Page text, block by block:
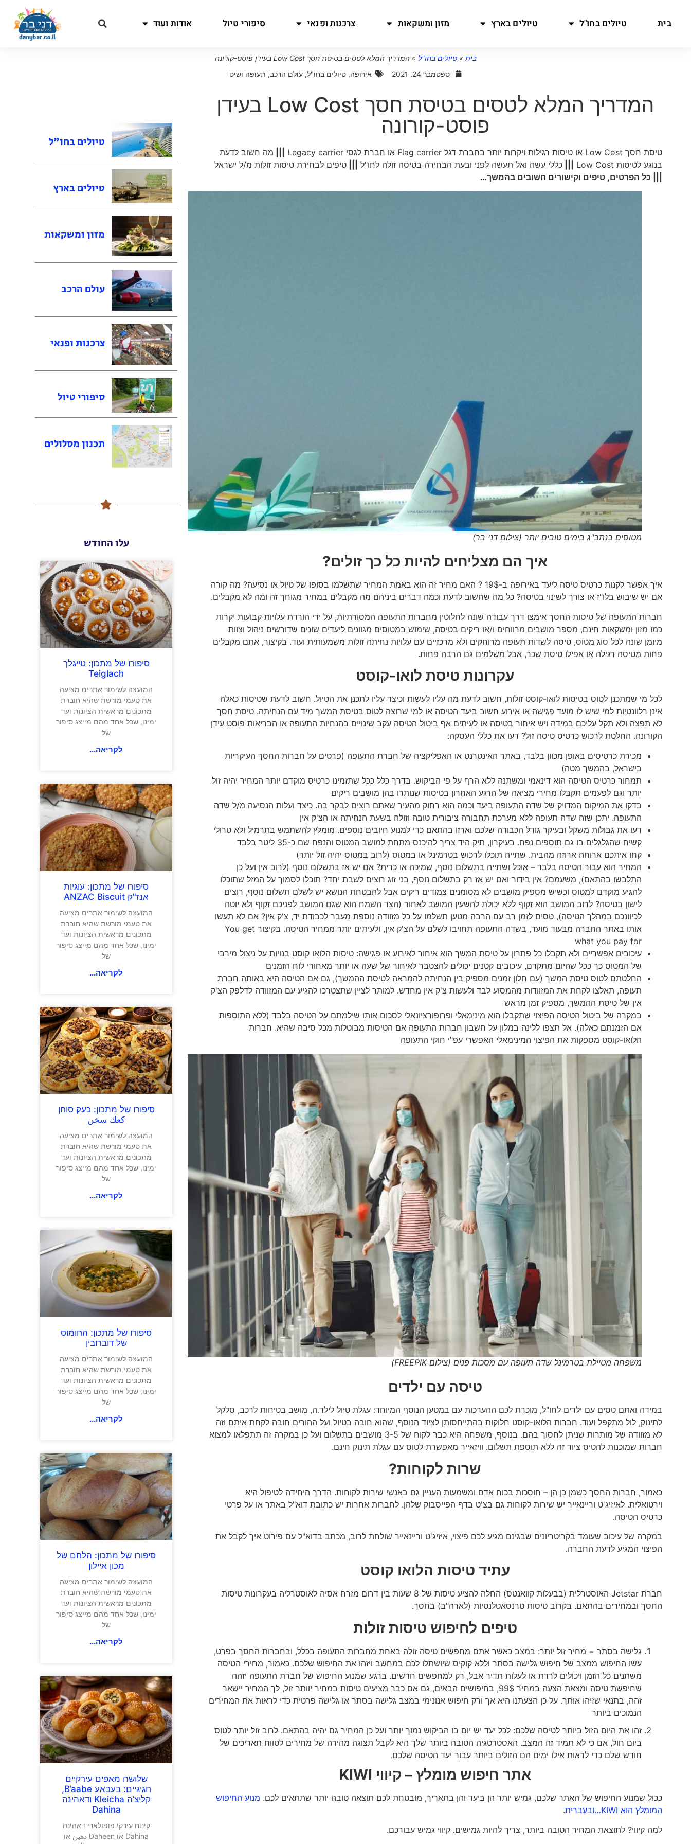
בית טיולים בחו"ל טיולים בארץ מזון ומשקאות צרכנות ופנאי סיפורי טיול אודות ועוד
בית »טיולים בחו"ל » המדריך המלא לטסים בטיסת חסך Low Cost בעידן פוסט-קורונה
ספטמבר 24, 2021
אירופה, טיולים בחו"ל, עולם הרכב, תעופה ושיט
המדריך המלא לטסים בטיסת חסך Low Cost בעידן
פוסט-קורונה
טיסת חסך Low Cost או טיסות רגילות ויקרות יותר בחברת דגל Flag carrier או חברת לגסי Legacy carrier
מה חשוב לדעת
בנוגע לטיסות Low Cost
|||כללי עשה ואל תעשה לפני ובעת הבחירה בטיסה זולה לחו"ל |||טיפים לבחירת טיסות זולות מ/ל ישראל
||| כל הפרטים, טיפים וקישורים חשובים בהמשך…
מטוסים בנתב"ג בימים טובים יותר (צילום דני בר)
איך הם מצליחים להיות כל כך זולים?
איך אפשר לקנות כרטיס טיסה ליעד באירופה ב-19$ ? האם מחיר זה הוא באמת המחיר שתשלמו בסופו של טיול או נסיעה? מה קורה
אם יש שיבוש בלו"ז או צורך לשינוי בטיסה? כל מה שחשוב לדעת וכמה דברים ביניהם מה מקבלים במחיר מגוחך זה ומה לא מקבלים.
חברות התעופה של טיסות החסך אימצו דרך עבודה שונה לחלוטין מחברות התעופה המסורתיות, על ידי הורדת עלויות קבועות יקרות
כמו מזון ומשקאות חינם, מספר מושבים מרווחים ו/או ריקים בטיסה, שימוש במטוסים מגוונים ליעדים שונים שדורשים ניהול וצוות
מיומן שונה לכל סוג מטוס, טיסה לשדות תעופה מרוחקים ולא מרכזיים עם עלויות נחיתה זולות משמעותית ועוד. בקיצור, אתם מקבלים
פחות מטיסה רגילה או אפילו טיסת שכר, אבל משלמים גם הרבה פחות.
עקרונות טיסת לואו-קוסט
לכל מי שמתכנן לטוס בטיסות לואו-קוסט זולות, חשוב לדעת מה עליו לעשות וכיצד עליו לתכנן את הטיול. חשוב לדעת שטיסות כאלה
אינן רלוונטיות למי שיש לו מועד פגישה או אירוע חשוב ביעד הטיסה או למי שרוצה לטוס בטיסת המשך מיד עם הנחיתה. טיסת חסך
לא תפצה ולא תקל עליכם במידה ויש איחור בטיסה או לעיתים אף ביטול הטיסה עקב שינויים בהנחיות התעופה או הבריאות פוסט עידן
הקורונה. החלטת לרכוש כרטיס טיסה זול? דעו את כללי העסקה:
מכירת כרטיסים באופן מכוון בלבד, באתר האינטרנט או האפליקציה של חברת התעופה (פרטים על חברות החסך העיקריות
בישראל, בהמשך מטה)
תמחור כרטיס הטיסה הוא דינאמי ומשתנה ללא הרף על פי הביקוש. בדרך כלל ככל שתזמינו כרטיס מוקדם יותר המחיר יהיה זול
יותר וגם לפעמים תקבלו מחירי מציאה של הרגע האחרון בטיסות שנותרו בהן מושבים ריקים
בדקו את המיקום המדויק של שדה התעופה ביעד וכמה הוא רחוק מהעיר שאתם רוצים לבקר בה. כיצד ועלות הנסיעה מ/ל שדה
התעופה. יתכן שזה שדה תעופה ללא מערכת תחבורה ציבורית טובה וזולה בשעת הנחיתה או הצ'ק אין
דעו את גבולות משקל ובעיקר גודל הכבודה שלכם וארזו בהתאם כדי למנוע חיובים נוספים. מומלץ להשתמש בתרמיל ולא טרולי
קשיח שהגלגלים בו גם תוספים נפח. בעיקרון, תיק היד צריך להיכנס מתחת למושב המטוס והנפח שם כ-35 ליטר בלבד
קחו איתכם ארוחה ארוזה מהבית. שתייה תוכלו לרכוש בטרמינל או במטוס (לרוב במטוס יהיה זול יותר)
המחיר הוא עבור הטיסה בלבד – אוכל ושתייה בתשלום נוסף, שמיכה או כרית? אם יש אז בתשלום נוסף (לרוב אין ועל כן
התלבשו בהתאם), משעמם? אין בידור ואם יש אז רק בתשלום נוסף, בני זוג רוצים לשבת יחד? תוכלו לסמוך על המזל שתוכלו
להגיע מוקדם למטוס וכשיש מספיק מושבים לא מסומנים צמודים ריקים אבל להבטחת הנושא יש לשלם תשלום נוסף, רוצים
לישון בטיסה? לרוב המושב הוא זקוף ללא יכולת להשעין המושב לאחור (הצד השמח הוא שגם המושב לפניכם זקוף ולא יוטה
לכיוונכם במהלך הטיסה), טסים לזמן רב עם הרבה מטען תשלמו על כל מזוודה נוספת מעבר לכבודת יד, צ'ק אין? אם לא תעשו
אותו באתר החברה מבעוד מועד, בשדה התעופה תחויבו לשלם על הצ'ק אין, ולעיתים יותר ממחיר הטיסה. בקיצור You get
what you pay for
עיכובים אפשריים ולא תקבלו כל פתרון על טיסת המשך הוא איחור לאירוע או פגישה: טיסות הלואו קוסט בנויות על ניצול מירבי
של המטוס כך ככל שהיום מתקדם, עיכובים קטנים יכולים להצטבר לאיחור של שעה או יותר מאחורי לוח הזמנים
החלטתם לטוס טיסת המשך (עם חלון זמנים מספיק בין הנחיתה להמראה לטיסת ההמשך), גם אם הטיסה היא באותה חברת
תעופה, תאלצו לקחת את המזוודות מהמסוע לבד ולעשות צ'ק אין מחדש. למותר לציין שתצטרכו להגיע עם המזוודה לדלפק הצ'ק
אין של טיסת ההמשך, מספיק זמן מראש
במקרה של ביטול הטיסה הפיצוי שתקבלו הוא מינימאלי ופרופורציונאלי לסכום אותו שילמתם על הטיסה בלבד (ללא התוספות
אם הזמנתם כאלה). אל תצפו ללינה במלון על חשבון חברות התעופה אם הטיסות מבוטלות מכל סיבה שהיא. חברות
הלואו-קוסט מספקות את הפיצוי המינימאלי האפשרי עפ"י חוקי התעופה
משפחה מטיילת בטרמינל שדה תעופה עם מסכות פנים (צילום FREEPIK)
טיסה עם ילדים
במידה ואתם טסים עם ילדים לחו"ל, מוכרת לכם ההערכות עם במטען הנוסף המיוחד: עגלת טיול לילד.ה, מושב בטיחות לרכב, סלקל
לתינוק, לול מתקפל ועוד. חברות הלואו-קוסט חלוקות בהתייחסותן לציוד הנוסף, שהוא חובה בטיול ועל ההורים חובה לקחת איתם וזה
לא מזוודה של מותרות שניתן לחסוך בהם. בנוסף, משפחה היא כבר לקוח של 3-5 מושבים בתשלום ועל כן במקרה זה תתפלאו למצוא
חברות שמוכנות להטיס ציוד זה ללא תוספת תשלום. וויזאייר מאפשרת לטוס עם עגלת תינוק חינם.
שרות לקוחות?
כאמור, חברות החסך כשמן כן הן – חוסכות בכוח אדם ומשמעות העניין גם באנשי שירות לקוחות. הדרך היחידה לטיפול היא
וירטואלית. לאיזיג'ט וריינאייר יש שירות לקוחות גם בצ'ט בדף הפייסבוק שלהן. לחברות אחרות יש כתובת דוא"ל באתר או על פרטי
כרטיס הטיסה.
במקרה של עיכוב שעומד בקריטריונים שבגינם מגיע לכם פיצוי, איזיג'ט וריינאייר שולחת לרוב, מכתב בדוא"ל עם פירוט איך לקבל את
הפיצוי המגיע לדעת החברה.
עתיד טיסות הלואו קוסט
חברת Jetstar האוסטרלית (בבעלות קוואנטס) החלה להציע טיסות של 8 שעות בין דרום מזרח אסיה לאוסטרליה בעקרונות טיסות
החסך ובמחירים בהתאם. בקרוב טיסות טרנסאטלנטיות (לארה"ב) בחסך.
טיפים לחיפוש טיסות זולות
גלישה בסתר = מחיר זול יותר: במצב כאשר אתם מחפשים טיסה זולה באחת מחברות התעופה בכלל, ובחברות החסך בפרט,
עשו החיפוש ממצב של חיפוש גלישה בסתר וללא קוקיס שיושתלו לכם במחשב ויזהו את החיפוש שלכם. כאמור, מחירי הטיסה
משתנים כל הזמן ויכולים לרדת או לעלות תדיר אבל, רק למחפשים חדשים. ברגע שמנוע החיפוש של חברת התעופה יזהה
שחיפשת טיסה ומצאת הצעה במחיר 99$, בחיפושים הבאים, גם אם כבר מציעים טיסות במחיר יוותר זול, לך המחיר יישאר
זהה, בתנאי שזיהו אותך. על כן הצעתנו היא אך ורק חיפוש אנונימי במצב גלישה בסתר או גלישה פרטית כדי לראות את המחירים
הנמוכים ביותר
זהו את היום הזול ביותר לטיסה שלכם: לכל יעד יש יום בו הביקוש נמוך יותר ועל כן המחיר גם יהיה בהתאם. לרוב זול יותר לטוס
ביום חול, אם כי לא תמיד זה המצב. האסטרטגיה הטובה ביותר שלך היא לקבל תצוגה מהירה של מחירים לטווח תאריכים של
חודש שלם כדי לראות אילו ימים הם הזולים ביותר עבור יעד הטיסה שלכם.
אתר חיפוש מומלץ – קיווי KIWI
ככול שמנוע החיפוש של האתר שלכם, גמיש יותר הן ביעד והן בתאריך, מובטחת לכם תוצאה טובה יותר שתתאים לכם. מנוע החיפוש
המומלץ הוא KIWI…ובעברית
.
למה קיווי? לתוצאת המחיר הטובה ביותר, צריך להיות גמישים. קיווי גמיש עבורכם.
טיולים בחו"ל
טיולים בארץ
מזון ומשקאות
עולם הרכב
צרכנות ופנאי
סיפורי טיול
תכנון מסלולים
עלו החודש
סיפורו של מתכון: טייגלך
Teiglach
המועצה לשימור אתרים מציעה
את טעמי מורשת שהיא חוברת
מתכונים מראשית הציונות ועד
ימינו, שכל אחד מהם מייצג סיפור
של
לקריאה...
סיפורו של מתכון: עוגיות
אנז"ק ANZAC Biscuit
המועצה לשימור אתרים מציעה
את טעמי מורשת שהיא חוברת
מתכונים מראשית הציונות ועד
ימינו, שכל אחד מהם מייצג סיפור
של
לקריאה...
סיפורו של מתכון: כעק סוחן
كعك سخن
המועצה לשימור אתרים מציעה
את טעמי מורשת שהיא חוברת
מתכונים מראשית הציונות ועד
ימינו, שכל אחד מהם מייצג סיפור
של
לקריאה...
סיפורו של מתכון: החומוס
של דוברובין
המועצה לשימור אתרים מציעה
את טעמי מורשת שהיא חוברת
מתכונים מראשית הציונות ועד
ימינו, שכל אחד מהם מייצג סיפור
של
לקריאה...
סיפורו של מתכון: הלחם של
מכון איילון
המועצה לשימור אתרים מציעה
את טעמי מורשת שהיא חוברת
מתכונים מראשית הציונות ועד
ימינו, שכל אחד מהם מייצג סיפור
של
לקריאה...
שלושה מאפים עירקיים
חגיגיים: בעבאע B’aabe,
קליצ’ה Kleicha ודאהינה
Dahina
קינוח עירקי פופולארי דאהינה
Dahina או Daheen دهين או